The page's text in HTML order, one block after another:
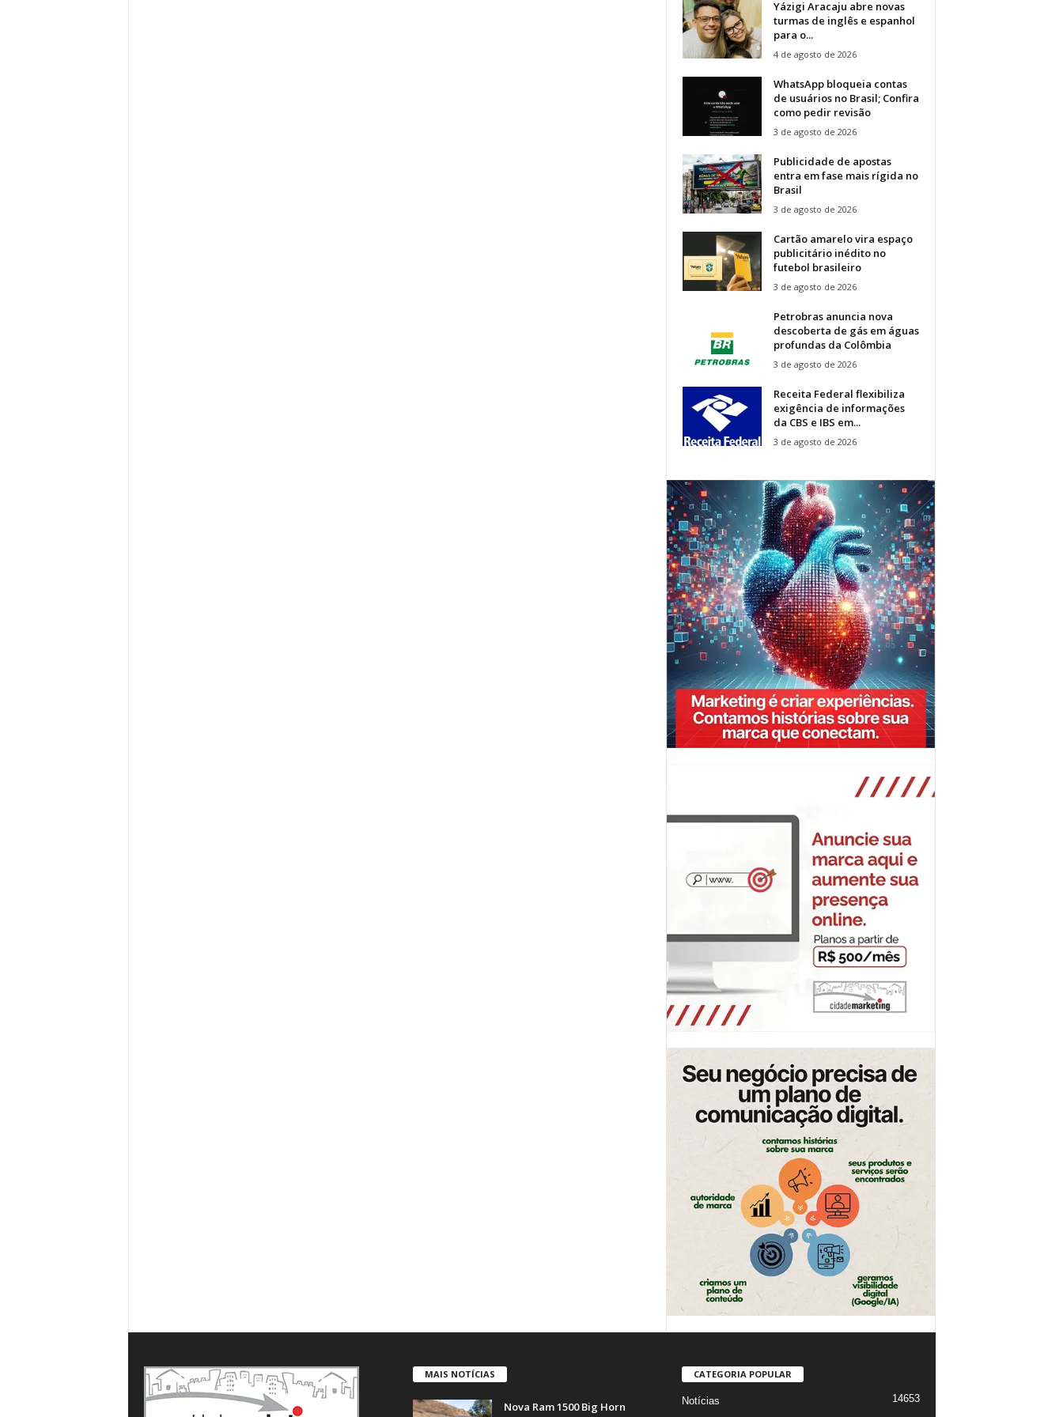
Yázigi Aracaju abre novas
turmas de inglês e espanhol
para o...
4 de agosto de 2026
WhatsApp bloqueia contas
de usuários no Brasil; Confira
como pedir revisão
3 de agosto de 2026
Publicidade de apostas
entra em fase mais rígida no
Brasil
3 de agosto de 2026
Cartão amarelo vira espaço
publicitário inédito no
futebol brasileiro
3 de agosto de 2026
Petrobras anuncia nova
descoberta de gás em águas
profundas da Colômbia
3 de agosto de 2026
Receita Federal flexibiliza
exigência de informações
da CBS e IBS em...
3 de agosto de 2026
MAIS NOTÍCIAS
Nova Ram 1500 Big Horn
CATEGORIA POPULAR
Notícias
14653